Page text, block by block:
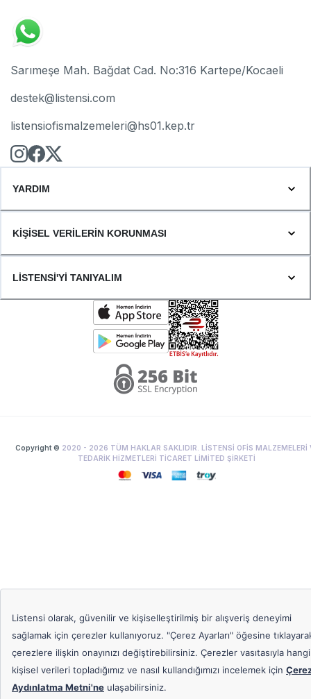
Sarımeşe Mah. Bağdat Cad. No:316 Kartepe/Kocaeli
destek@listensi.com
listensiofismalzemeleri@hs01.kep.tr
YARDIM
KİŞİSEL VERİLERİN KORUNMASI
LİSTENSİ'Yİ TANIYALIM
Copyright © 2020 - 2026 TÜM HAKLAR SAKLIDIR. LİSTENSİ OFİS MALZEMELERİ
TEDARİK HİZMETLERİ TİCARET LİMİTED ŞİRKETİ